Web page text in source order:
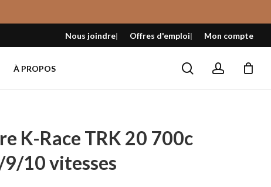
Nous joindre Offres d'emploi Mon compte
À PROPOS searchaccount
Fermer
le
panier
K-Race TRK 20 700c
9/10 vitesses